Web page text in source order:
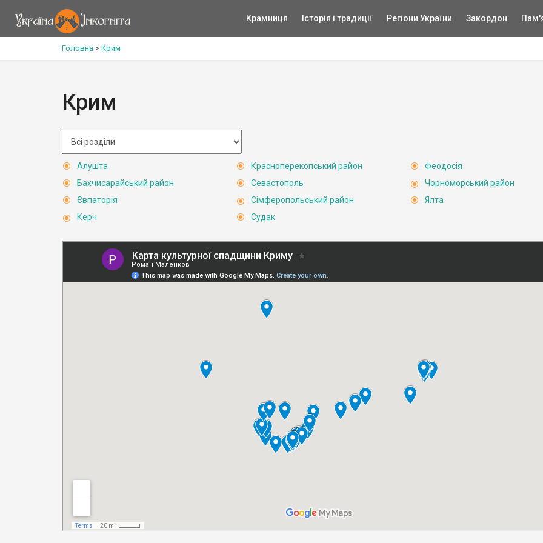
Крамниця Історія і традиції Регіони України Закордон
Головна > Крим
Крим
Алушта
Бахчисарайський район
Євпаторія
Керч
Красноперекопський район
Севастополь
Сімферопольський район
Судак
Феодосія
Чорноморський район
Ялта